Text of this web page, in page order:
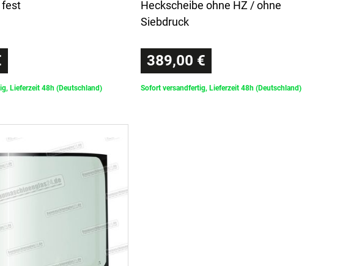
fest
Lieferzeit 48h (Deutschland)
Heckscheibe ohne HZ / ohne
Siebdruck
389,00 €
Sofort versandfertig, Lieferzeit 48h (Deutschland)